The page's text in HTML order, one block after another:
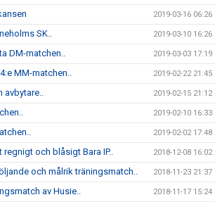
2019-03-16 06:26
SK.. 2019-03-10 16:26
DM-matchen.. 2019-03-03 17:19
MM-matchen.. 2019-02-22 21:45
avbytare.. 2019-02-15 21:12
2019-02-10 16:33
2019-02-02 17:48
och blåsigt Bara IP.. 2018-12-08 16:02
och målrik träningsmatch.. 2018-11-23 21:37
av Husie.. 2018-11-17 15:24